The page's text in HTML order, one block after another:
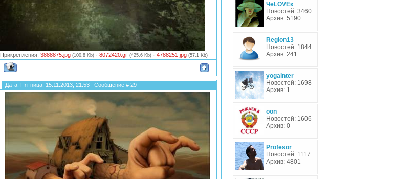
ЧеLOVEк
Новостей: 3460
Архив: 5190
Region13
Новостей: 1844
Архив: 241
yogainter
Новостей: 1698
Архив: 1
oon
Новостей: 1606
Архив: 0
Profesor
Новостей: 1117
Архив: 4801
Прикрепления: 3888875.jpg (100.8 Kb) · 8072420.gif (425.6 Kb) · 4788251.jpg (57.1 Kb)
Дата: Пятница, 15.11.2013, 21:53 | Сообщение # 29